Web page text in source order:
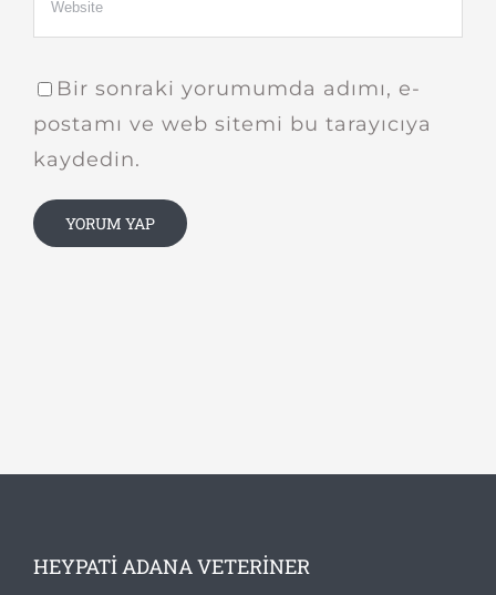
Bir sonraki yorumumda adımı, e-
postamı ve web sitemi bu tarayıcıya
kaydedin.
HEYPATI ADANA VETERINER